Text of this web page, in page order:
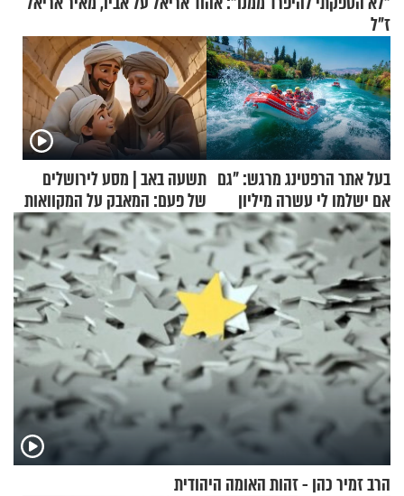
ז"ל
בעל אתר הרפטינג מרגש: "גם
אם ישלמו לי עשרה מיליון
שקלים - לא אפתח בשבת"
תשעה באב | מסע לירושלים
של פעם: המאבק על המקוואות
הרב זמיר כהן - זהות האומה היהודית